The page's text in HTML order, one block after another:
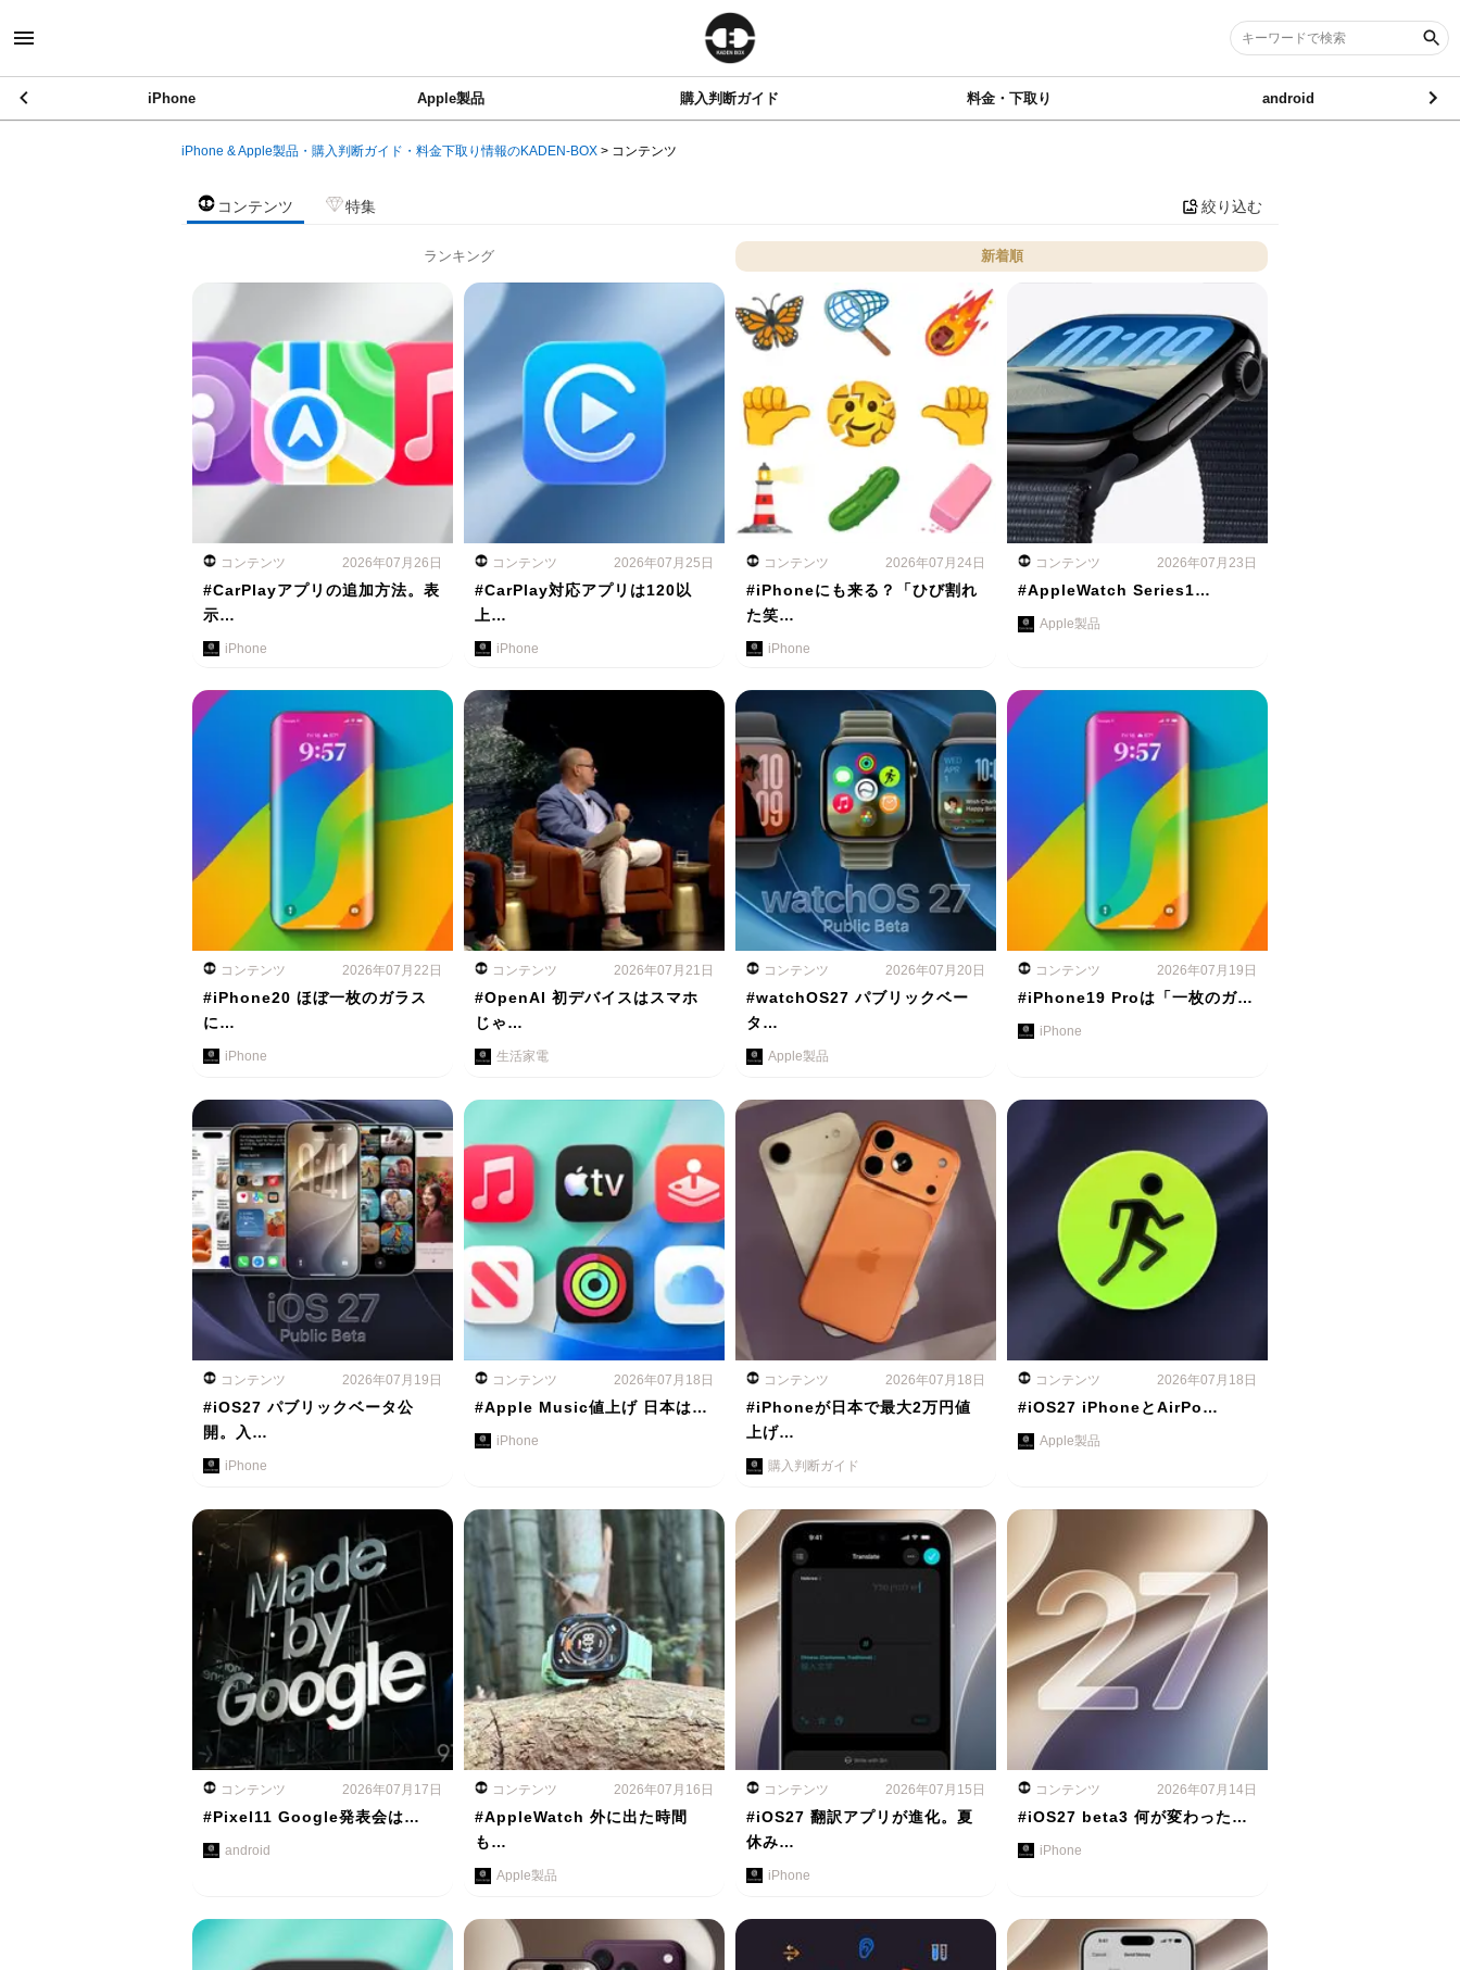
iPhone Apple製品 購入判断ガイド 料金・下取り android
iPhone & Apple製品・購入判断ガイド・料金下取り情報のKADEN-BOX > コンテンツ
コンテンツ 特集 絞り込む
ランキング 新着順
コンテンツ 2026年07月26日
#CarPlayアプリの追加方法。表
示…
iPhone
コンテンツ 2026年07月25日
#CarPlay対応アプリは120以
上…
iPhone
コンテンツ 2026年07月24日
#iPhoneにも来る？「ひび割れ
た笑…
iPhone
コンテンツ 2026年07月23日
#AppleWatch Series1…
Apple製品
コンテンツ 2026年07月22日
#iPhone20 ほぼ一枚のガラス
に…
iPhone
コンテンツ 2026年07月21日
#OpenAI 初デバイスはスマホ
じゃ…
生活家電
コンテンツ 2026年07月20日
#watchOS27 パブリックベー
タ…
Apple製品
コンテンツ 2026年07月19日
#iPhone19 Proは「一枚のガ…
iPhone
コンテンツ 2026年07月19日
#iOS27 パブリックベータ公
開。入…
iPhone
コンテンツ 2026年07月18日
#Apple Music値上げ 日本は…
iPhone
コンテンツ 2026年07月18日
#iPhoneが日本で最大2万円値
上げ…
購入判断ガイド
コンテンツ 2026年07月18日
#iOS27 iPhoneとAirPo…
Apple製品
コンテンツ 2026年07月17日
#Pixel11 Google発表会は…
android
コンテンツ 2026年07月16日
#AppleWatch 外に出た時間
も…
Apple製品
コンテンツ 2026年07月15日
#iOS27 翻訳アプリが進化。夏
休み…
iPhone
コンテンツ 2026年07月14日
#iOS27 beta3 何が変わった…
iPhone